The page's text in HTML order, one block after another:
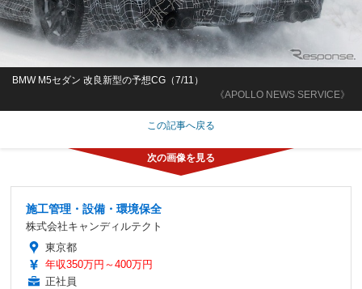
《APOLLO NEWS SERVICE》
BMW M5セダン 改良新型の予想CG（7/11）
この記事へ戻る
施工管理・設備・環境保全
株式会社キャンディルテクト
東京都
年収350万円～400万円
正社員